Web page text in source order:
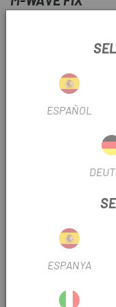
TIPUS EINA
2 funcions:
La carcassa serveix
en carcassa
ESPAÑOL
ESPANYA